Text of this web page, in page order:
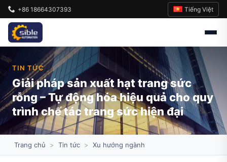
+86 18664307393 Tiếng Việt
TIN TỨC
Giải pháp sản xuất hạt trang sức
rỗng – Tự động hóa hiệu quả cho quy
trình chế tác trang sức hiện đại
Trang chủ > Tin tức > Xu hướng ngành